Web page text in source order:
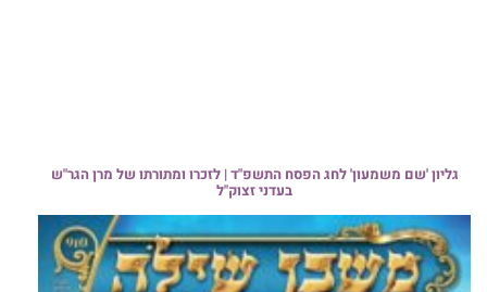
גליון 'שם משמעון' לחג הפסח התשפ"ד | לזכרו ומתורתו של מרן הגר"ש
בעדני זצוק"ל